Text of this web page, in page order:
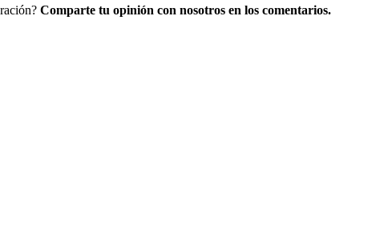
Comparte tu opinión con nosotros en los comentarios.